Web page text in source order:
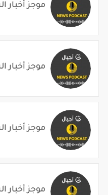
موجز أخبار الساعة 2
موجز أخبار الساعة 1
موجز أخبار الساعة 12
موجز أخبار الساعة 11